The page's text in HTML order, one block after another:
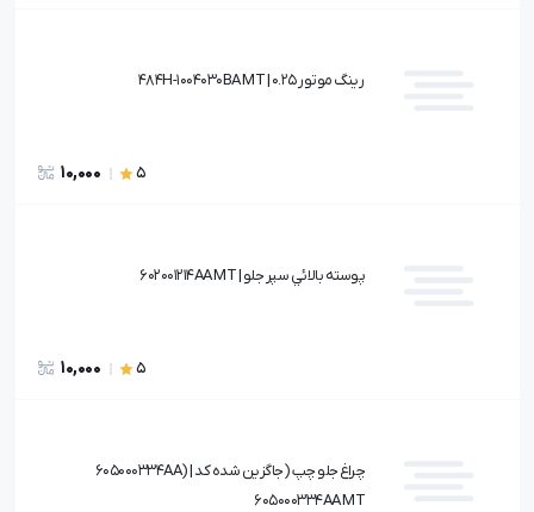
رينگ موتور 0.25 | 484H-1004030BA MT
5
10,000
پوسته بالائي سپر جلو | 602001214AA MT
5
10,000
چراغ جلو چپ (جاگزين شده كد 605000334AA) |
605000334AA MT